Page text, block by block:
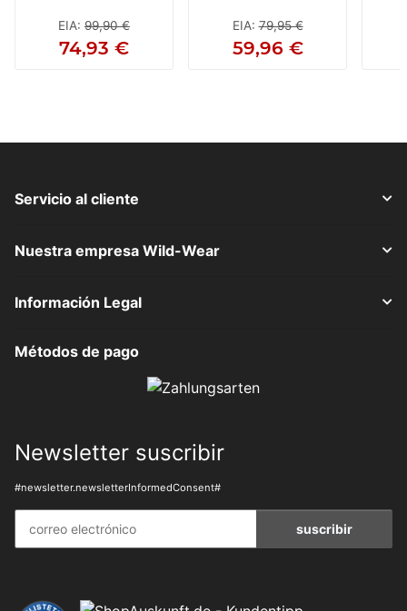
EIA: 99,90 €
74,93 €
EIA:79,95 €
59,96 €
Servicio al cliente
Nuestra empresa Wild-Wear
Información Legal
Métodos de pago
Newsletter suscribir
#newsletter.newsletterInformedConsent#
suscribir